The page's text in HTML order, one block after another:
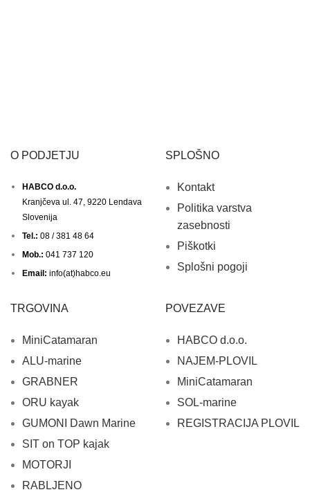
O PODJETJU
HABCO d.o.o.
Kranjčeva ul. 47, 9220 Lendava
Slovenija
Tel.: 08 / 381 48 64
Mob.: 041 737 120
Email: info(at)habco.eu
SPLOŠNO
Kontakt
Politika varstva
zasebnosti
Piškotki
Splošni pogoji
TRGOVINA
MiniCatamaran
ALU-marine
GRABNER
ORU kayak
GUMONI Dawn Marine
SIT on TOP kajak
MOTORJI
RABLJENO
POVEZAVE
HABCO d.o.o.
NAJEM-PLOVIL
MiniCatamaran
SOL-marine
REGISTRACIJA PLOVIL